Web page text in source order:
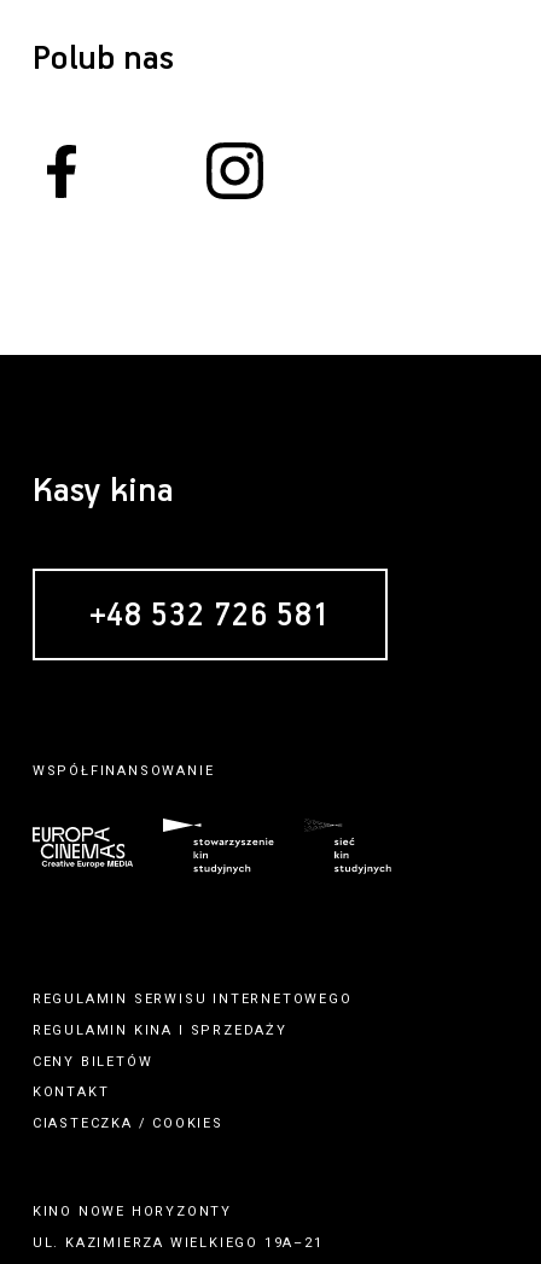
Polub nas
Kasy kina
+48 532 726 581
WSPÓŁFINANSOWANIE
REGULAMIN SERWISU INTERNETOWEGO
REGULAMIN KINA I
SPRZEDAŻY
CENY BILETÓW
KONTAKT
CIASTECZKA / COOKIES
KINO NOWE HORYZONTY
UL. KAZIMIERZA WIELKIEGO 19A–21